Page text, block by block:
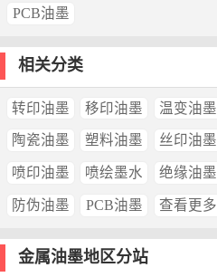
PCB油墨
相关分类
转印油墨 移印油墨 温变油墨
陶瓷油墨 塑料油墨 丝印油墨
喷印油墨 喷绘墨水 绝缘油墨
防伪油墨 PCB油墨 查看更多
金属油墨地区分站